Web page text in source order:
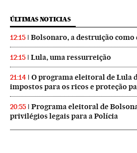
ÚLTIMAS NOTICIAS
12:15 Bolsonaro, a destruição como
12:15 Lula, uma ressurreição
21:14
O programa eleitoral de Lula
impostos para os ricos e proteção
20:55
Programa eleitoral de
privilégios legais para a Polícia